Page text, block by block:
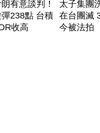
有意談判！
238點 台積
收高
太子集團
在台團滅
今被法拍